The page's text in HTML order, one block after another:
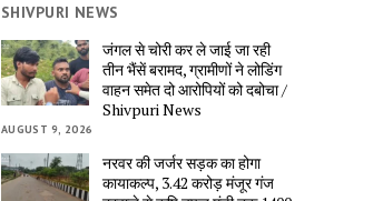
SHIVPURI NEWS
जंगल से चोरी कर ले जाई जा रही
तीन भैंसें बरामद, ग्रामीणों ने लोडिंग
वाहन समेत दो आरोपियों को दबोचा /
Shivpuri News
AUGUST 9, 2026
नरवर की जर्जर सड़क का होगा
कायाकल्प, 3.42 करोड़ मंजूर गंज